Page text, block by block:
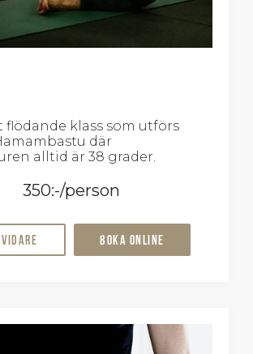
flödande klass som utförs
där
alltid är 38 grader.
350:-/person
vidare Boka online